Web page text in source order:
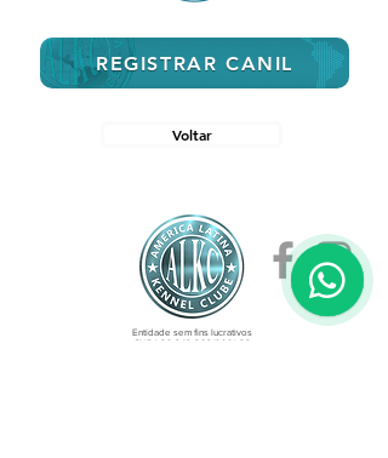
REGISTRAR CANIL
Voltar
Entidade sem fins lucrativos
CNPJ 26.249.262 /0001-88